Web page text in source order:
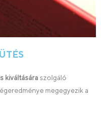
kiváltására szolgáló
megegyezik a